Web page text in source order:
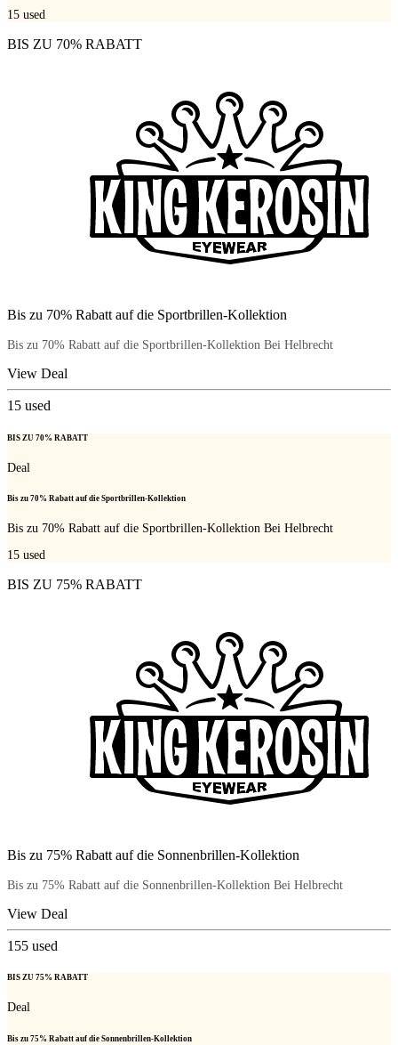
15 used
BIS ZU 70% RABATT
Bis zu 70% Rabatt auf die Sportbrillen-Kollektion
Bis zu 70% Rabatt auf die Sportbrillen-Kollektion Bei Helbrecht
View Deal
15 used
BIS ZU 70% RABATT
Deal
Bis zu 70% Rabatt auf die Sportbrillen-Kollektion
Bis zu 70% Rabatt auf die Sportbrillen-Kollektion Bei Helbrecht
15 used
BIS ZU 75% RABATT
Bis zu 75% Rabatt auf die Sonnenbrillen-Kollektion
Bis zu 75% Rabatt auf die Sonnenbrillen-Kollektion Bei Helbrecht
View Deal
155 used
BIS ZU 75% RABATT
Deal
Bis zu 75% Rabatt auf die Sonnenbrillen-Kollektion